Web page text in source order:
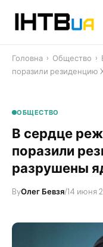
Головна › Общество ›
поразили резиденцию
ОБЩЕСТВО
​В сердце
поразили
разрушены
ByОлег Бевзя/14 июня